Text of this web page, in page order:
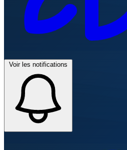
Voir les notifications